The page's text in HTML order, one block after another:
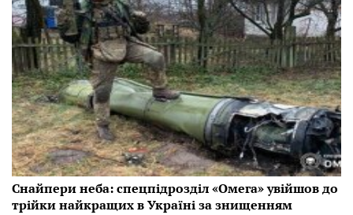
Снайпери неба: спецпідрозділ «Омега» увійшов до
трійки найкращих в Україні за знищенням